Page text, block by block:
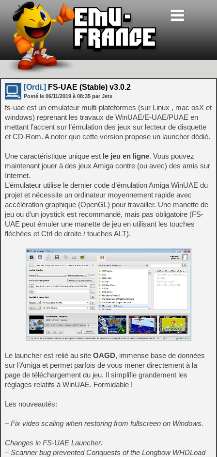
[Ordi.] FS-UAE (Stable) v3.0.2
Posté le 06/11/2019 à 08:35 par Jets
fs-uae est un emulateur multi-plateformes (sur Linux , mac osX et
windows) reprenant les travaux de WinUAE/E-UAE/PUAE en
mettant l’accent sur l’émulation des jeux sur lecteur de disquette
et CD-Rom. A noter que cette version propose un launcher dédié.
Une caractéristique unique est le jeu en ligne. Vous pouvez
maintenant jouer à des jeux Amiga contre (ou avec) des amis sur
Internet.
L’émulateur utilise le dernier code d’émulation Amiga WinUAE du
projet et nécessite un ordinateur moyennement rapide avec
accélération graphique (OpenGL) pour travailler. Une manette de
jeu ou d’un joystick est recommandé, mais pas obligatoire (FS-
UAE peut émuler une manette de jeu en utilisant les touches
fléchées et Ctrl de droite / touches ALT).
Le launcher est relié au site OAGD, immense base de données
sur l’Amiga et permet parfois de vous mener directement à la
page de téléchargement du jeu. Il simplifie grandement les
réglages relatifs à WinUAE. Formidable !
Les nouveautés:
– Fix video scaling when restoring from fullscreen on Windows.
Changes in FS-UAE Launcher:
– Scanner bug prevented Conquests of the Longbow WHDLoad